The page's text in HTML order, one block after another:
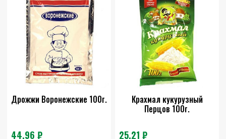
Дрожжи Воронежские 100г.
44.96 ₽
Крахмал кукурузный
Перцов 100г.
25.21 ₽